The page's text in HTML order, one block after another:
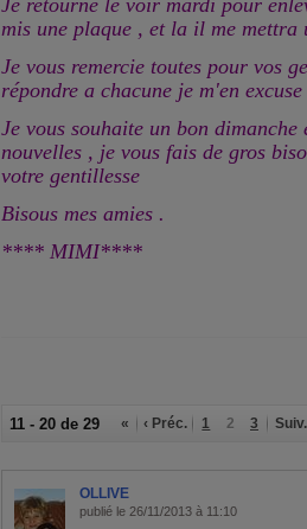
Je retourne le voir mardi pour
mis une plaque , et la il me mettra
Je vous remercie toutes pour vos
répondre a chacune je m'en
Je vous souhaite un bon dimanche
nouvelles , je vous fais de gros
votre gentillesse
Bisous mes amies .
**** MIMI****
11 - 20 de 29 « ‹ Préc. 1 2 3 Suiv.
OLLIVE
publié le 26/11/2013 à 11:10